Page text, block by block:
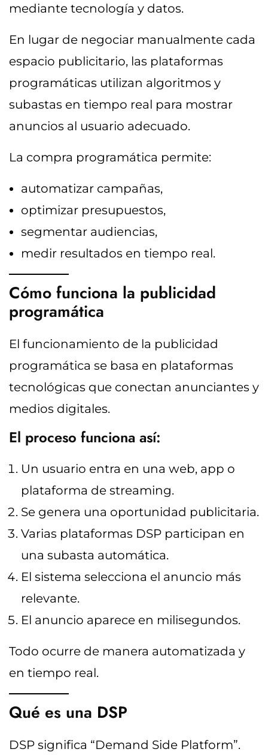
mediante tecnología y datos.
En lugar de negociar manualmente cada
espacio publicitario, las plataformas
programáticas utilizan algoritmos y
subastas en tiempo real para mostrar
anuncios al usuario adecuado.
La compra programática permite:
automatizar campañas,
optimizar presupuestos,
segmentar audiencias,
medir resultados en tiempo real.
Cómo funciona la publicidad
programática
El funcionamiento de la publicidad
programática se basa en plataformas
tecnológicas que conectan anunciantes y
medios digitales.
El proceso funciona así:
Un usuario entra en una web, app o
plataforma de streaming.
Se genera una oportunidad publicitaria.
Varias plataformas DSP participan en
una subasta automática.
El sistema selecciona el anuncio más
relevante.
El anuncio aparece en milisegundos.
Todo ocurre de manera automatizada y
en tiempo real.
Qué es una DSP
DSP significa “Demand Side Platform”.